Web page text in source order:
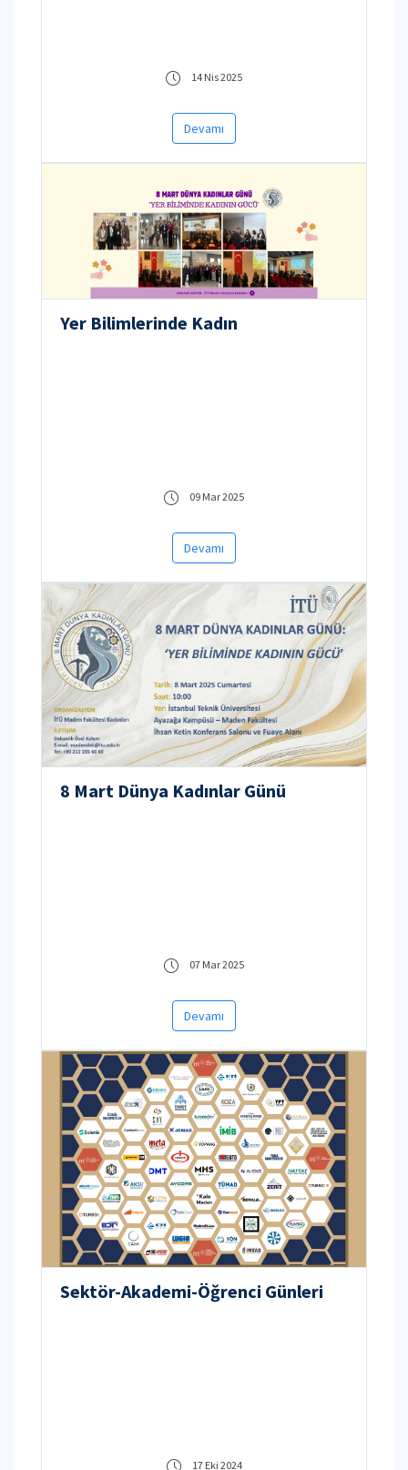
14 Nis 2025
Devamı
Yer Bilimlerinde Kadın
09 Mar 2025
Devamı
8 Mart Dünya Kadınlar Günü
07 Mar 2025
Devamı
Sektör-Akademi-Öğrenci Günleri
17 Eki 2024